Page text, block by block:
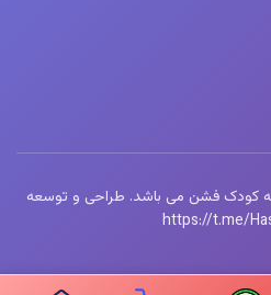
کودک فشن می باشد. طراحی و توسعه
https://t.me/